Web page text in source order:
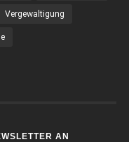
Vergewaltigung
AN